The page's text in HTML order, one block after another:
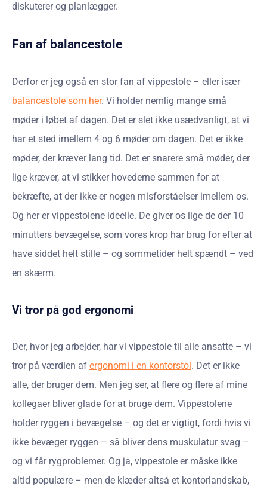
diskuterer og planlægger.
Fan af balancestole
Derfor er jeg også en stor fan af vippestole – eller især
balancestole som her. Vi holder nemlig mange små
møder i løbet af dagen. Det er slet ikke usædvanligt, at vi
har et sted imellem 4 og 6 møder om dagen. Det er ikke
møder, der kræver lang tid. Det er snarere små møder, der
lige kræver, at vi stikker hovederne sammen for at
bekræfte, at der ikke er nogen misforståelser imellem os.
Og her er vippestolene ideelle. De giver os lige de der 10
minutters bevægelse, som vores krop har brug for efter at
have siddet helt stille – og sommetider helt spændt – ved
en skærm.
Vi tror på god ergonomi
Der, hvor jeg arbejder, har vi vippestole til alle ansatte – vi
tror på værdien af ergonomi i en kontorstol. Det er ikke
alle, der bruger dem. Men jeg ser, at flere og flere af mine
kollegaer bliver glade for at bruge dem. Vippestolene
holder ryggen i bevægelse – og det er vigtigt, fordi hvis vi
ikke bevæger ryggen – så bliver dens muskulatur svag –
og vi får rygproblemer. Og ja, vippestole er måske ikke
altid populære – men de klæder altså et kontorlandskab,